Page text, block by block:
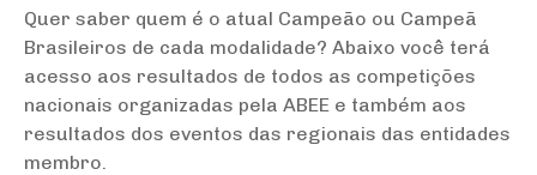
Quer saber quem é o atual Campeão ou Campeã
Brasileiros de cada modalidade? Abaixo você terá
acesso aos resultados de todos as competições
nacionais organizadas pela ABEE e também aos
resultados dos eventos das regionais das entidades
membro.